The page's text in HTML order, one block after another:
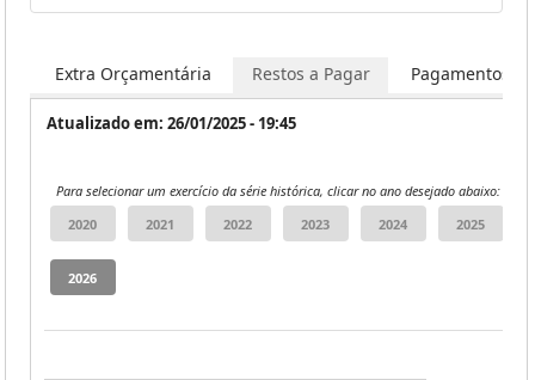
Extra Orçamentária Restos a Pagar Pagamentos
Atualizado em: 26/01/2025 - 19:45
Para selecionar um exercício da série histórica, clicar no ano desejado abaixo: